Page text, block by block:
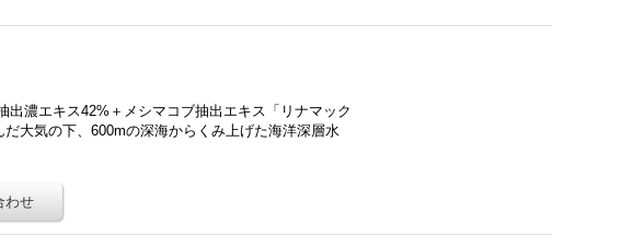
出濃エキス42%＋メシマコブ抽出エキス「リナマック
大気の下、600mの深海からくみ上げた海洋深層水